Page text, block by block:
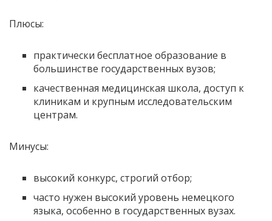
Плюсы:
практически бесплатное образование в
большинстве государственных вузов;
качественная медицинская школа, доступ к
клиникам и крупным исследовательским
центрам.
Минусы:
высокий конкурс, строгий отбор;
часто нужен высокий уровень немецкого
языка, особенно в государственных вузах.